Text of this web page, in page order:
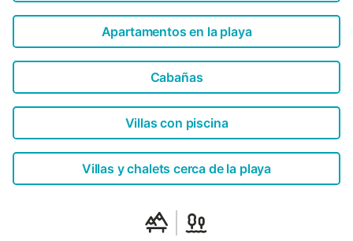
Apartamentos en la playa
Cabañas
Villas con piscina
Villas y chalets cerca de la playa